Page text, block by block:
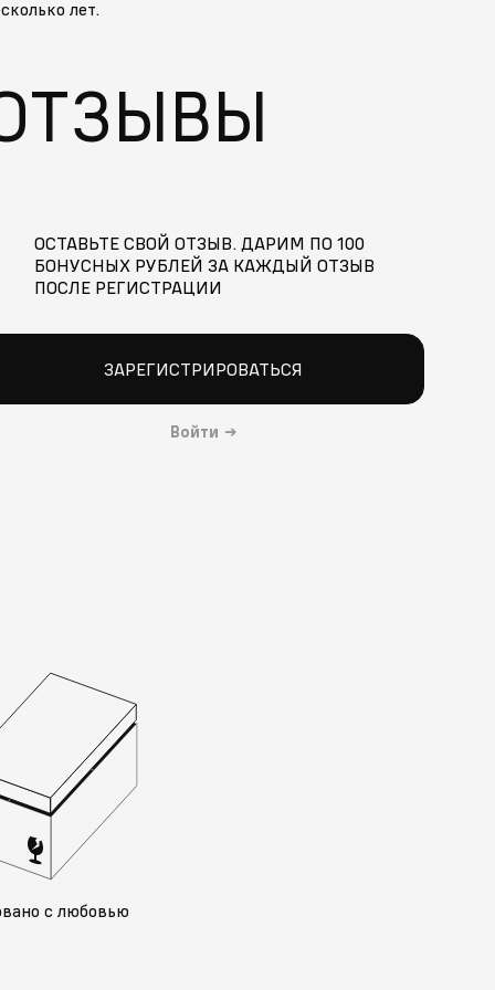
лет.
ОСТАВЬТЕ СВОЙ ОТЗЫВ. ДАРИМ ПО 100
БОНУСНЫХ РУБЛЕЙ ЗА КАЖДЫЙ ОТЗЫВ
ПОСЛЕ РЕГИСТРАЦИИ
ЗАРЕГИСТРИРОВАТЬСЯ
Войти →
с любовью